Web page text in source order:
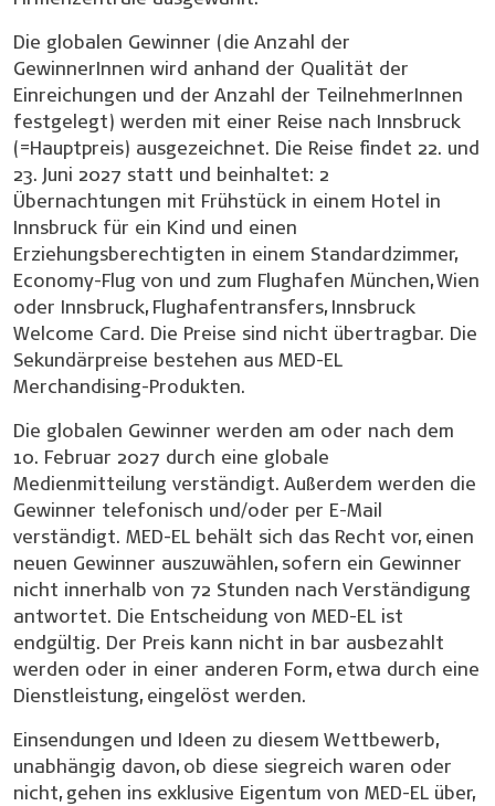
Die globalen Gewinner (die Anzahl der
GewinnerInnen wird anhand der Qualität der
Einreichungen und der Anzahl der TeilnehmerInnen
festgelegt) werden mit einer Reise nach Innsbruck
(=Hauptpreis) ausgezeichnet. Die Reise findet 22. und
23. Juni 2027 statt und beinhaltet: 2
Übernachtungen mit Frühstück in einem Hotel in
Innsbruck für ein Kind und einen
Erziehungsberechtigten in einem Standardzimmer,
Economy-Flug von und zum Flughafen München, Wien
oder Innsbruck, Flughafentransfers, Innsbruck
Welcome Card. Die Preise sind nicht übertragbar. Die
Sekundärpreise bestehen aus MED-EL
Merchandising-Produkten.
Die globalen Gewinner werden am oder nach dem
10. Februar 2027 durch eine globale
Medienmitteilung verständigt. Außerdem werden die
Gewinner telefonisch und/oder per E-Mail
verständigt. MED-EL behält sich das Recht vor, einen
neuen Gewinner auszuwählen, sofern ein Gewinner
nicht innerhalb von 72 Stunden nach Verständigung
antwortet. Die Entscheidung von MED-EL ist
endgültig. Der Preis kann nicht in bar ausbezahlt
werden oder in einer anderen Form, etwa durch eine
Dienstleistung, eingelöst werden.
Einsendungen und Ideen zu diesem Wettbewerb,
unabhängig davon, ob diese siegreich waren oder
nicht, gehen ins exklusive Eigentum von MED-EL über,